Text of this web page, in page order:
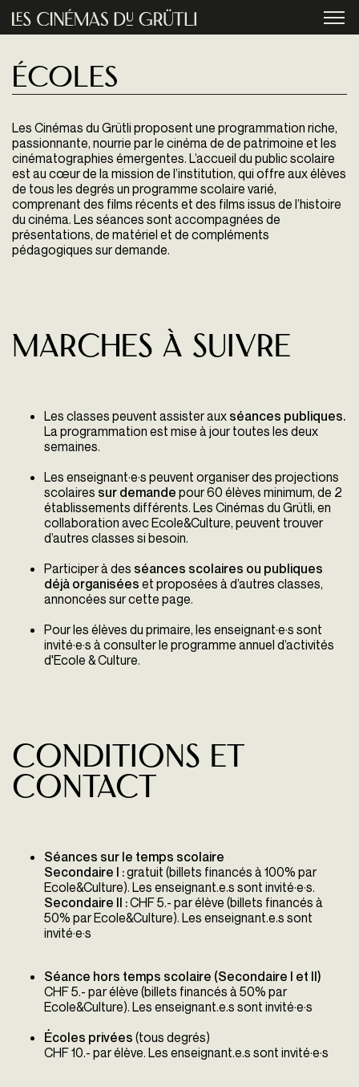
Aller au contenu principal
Écoles
Les Cinémas du Grütli proposent une programmation riche,
passionnante, nourrie par le cinéma de de patrimoine et les
cinématographies émergentes. L’accueil du public scolaire
est au cœur de la mission de l’institution, qui offre aux élèves
de tous les degrés un programme scolaire varié,
comprenant des films récents et des films issus de l’histoire
du cinéma. Les séances sont accompagnées de
présentations, de matériel et de compléments
pédagogiques sur demande.
MARCHES À SUIVRE
Les classes peuvent assister aux séances publiques.
La programmation est mise à jour toutes les deux
semaines.
Les enseignant·e·s peuvent organiser des projections
scolaires sur demande pour 60 élèves minimum, de 2
établissements différents. Les Cinémas du Grütli, en
collaboration avec Ecole&Culture, peuvent trouver
d’autres classes si besoin.
Participer à des séances scolaires ou publiques
déjà organisées et proposées à d’autres classes,
annoncées sur cette page.
Pour les élèves du primaire, les enseignant·e·s sont
invité·e·s à consulter le programme annuel d’activités
d'Ecole & Culture.
CONDITIONS ET
CONTACT
Séances sur le temps scolaire
Secondaire I :gratuit (billets financés à 100% par
Ecole&Culture). Les enseignant.e.s sont invité·e·s.
Secondaire II :CHF 5.- par élève (billets financés à
50% par Ecole&Culture). Les enseignant.e.s sont
invité·e·s
Séance hors temps scolaire (Secondaire I et II)
CHF 5.- par élève (billets financés à 50% par
Ecole&Culture). Les enseignant.e.s sont invité·e·s
Écoles privées (tous degrés)
CHF 10.- par élève. Les enseignant.e.s sont invité·e·s